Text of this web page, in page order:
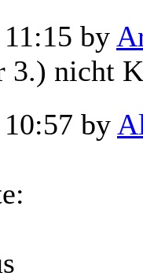
by
nicht
by